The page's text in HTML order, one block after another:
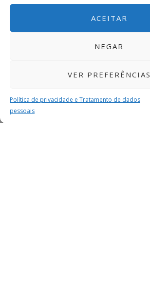
ACEITAR
NEGAR
VER PREFERÊNCIAS
Política de privacidade e Tratamento de dados
pessoais